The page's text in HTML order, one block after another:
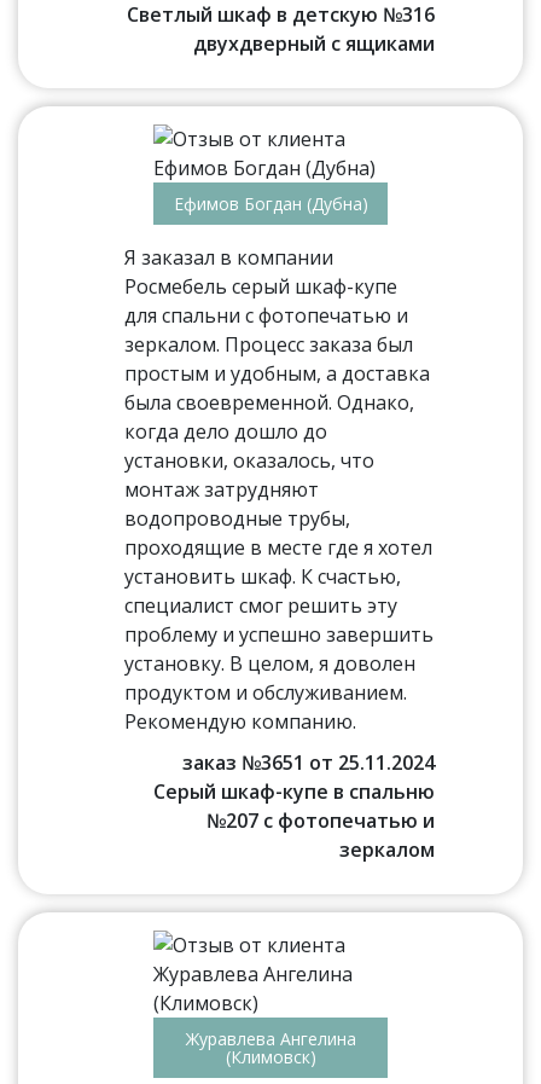
Светлый шкаф в детскую №316
двухдверный с ящиками
Ефимов Богдан (Дубна)
Я заказал в компании
Росмебель серый шкаф-купе
для спальни с фотопечатью и
зеркалом. Процесс заказа был
простым и удобным, а доставка
была своевременной. Однако,
когда дело дошло до
установки, оказалось, что
монтаж затрудняют
водопроводные трубы,
проходящие в месте где я хотел
установить шкаф. К счастью,
специалист смог решить эту
проблему и успешно завершить
установку. В целом, я доволен
продуктом и обслуживанием.
Рекомендую компанию.
заказ №3651 от 25.11.2024
Серый шкаф-купе в спальню
№207 с фотопечатью и
зеркалом
Журавлева Ангелина
(Климовск)